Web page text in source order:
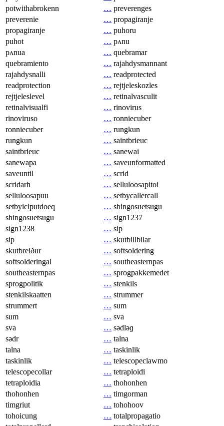
potwithabrokenn
… preverenges
preverenie
… propagiranje
propagiranje
… puhoru
puhot
… pʌnu
pʌnua
… quebramar
quebramiento
… rajahdysmannant
rajahdysnalli
… readprotected
readprotection
… rejtjeleskozles
rejtjeleslevel
… retinalvasculit
retinalvisualfi
… rinovirus
rinoviruso
… ronniecuber
ronniecuber
… rungkun
rungkun
… saintbrieuc
saintbrieuc
… sanewai
sanewapa
… saveunformatted
saveuntil
… scrid
scridarh
… selluloosapitoi
selluloosapuu
… setbycallercall
setbyiclputdoeq
… shingosuetsugu
shingosuetsugu
… sign1237
sign1238
… sip
sip
… skutbillbilar
skutbreiður
… softsoldering
softsolderingal
… southeasternpas
southeasternpas
… sprogpakkemedet
sprogpolitik
… stenkils
stenkilskaatten
… strummer
strummert
… sum
sum
… sva
sva
… sədləɡ
sədr
… talna
talna
… taskinlik
taskinlik
… telescopeclawmo
telescopecollar
… tetraploidi
tetraploidia
… thohonhen
thohonhen
… timgorman
timgriut
… tohohoov
tohoicung
… totalpropagatio